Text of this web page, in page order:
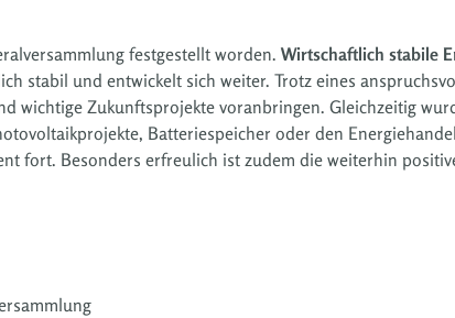
festgestellt worden. Wirtschaftlich stabile
stabil und entwickelt sich weiter. Trotz eines
wichtige Zukunftsprojekte voranbringen. Gleichzeitig
Batteriespeicher oder den
fort. Besonders erfreulich ist zudem die weiterhin